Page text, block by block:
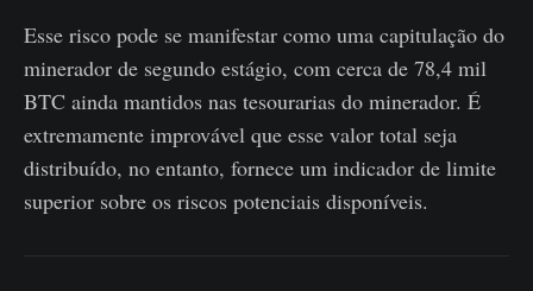
Esse risco pode se manifestar como uma capitulação do
minerador de segundo estágio, com cerca de 78,4 mil
BTC ainda mantidos nas tesourarias do minerador. É
extremamente improvável que esse valor total seja
distribuído, no entanto, fornece um indicador de limite
superior sobre os riscos potenciais disponíveis.